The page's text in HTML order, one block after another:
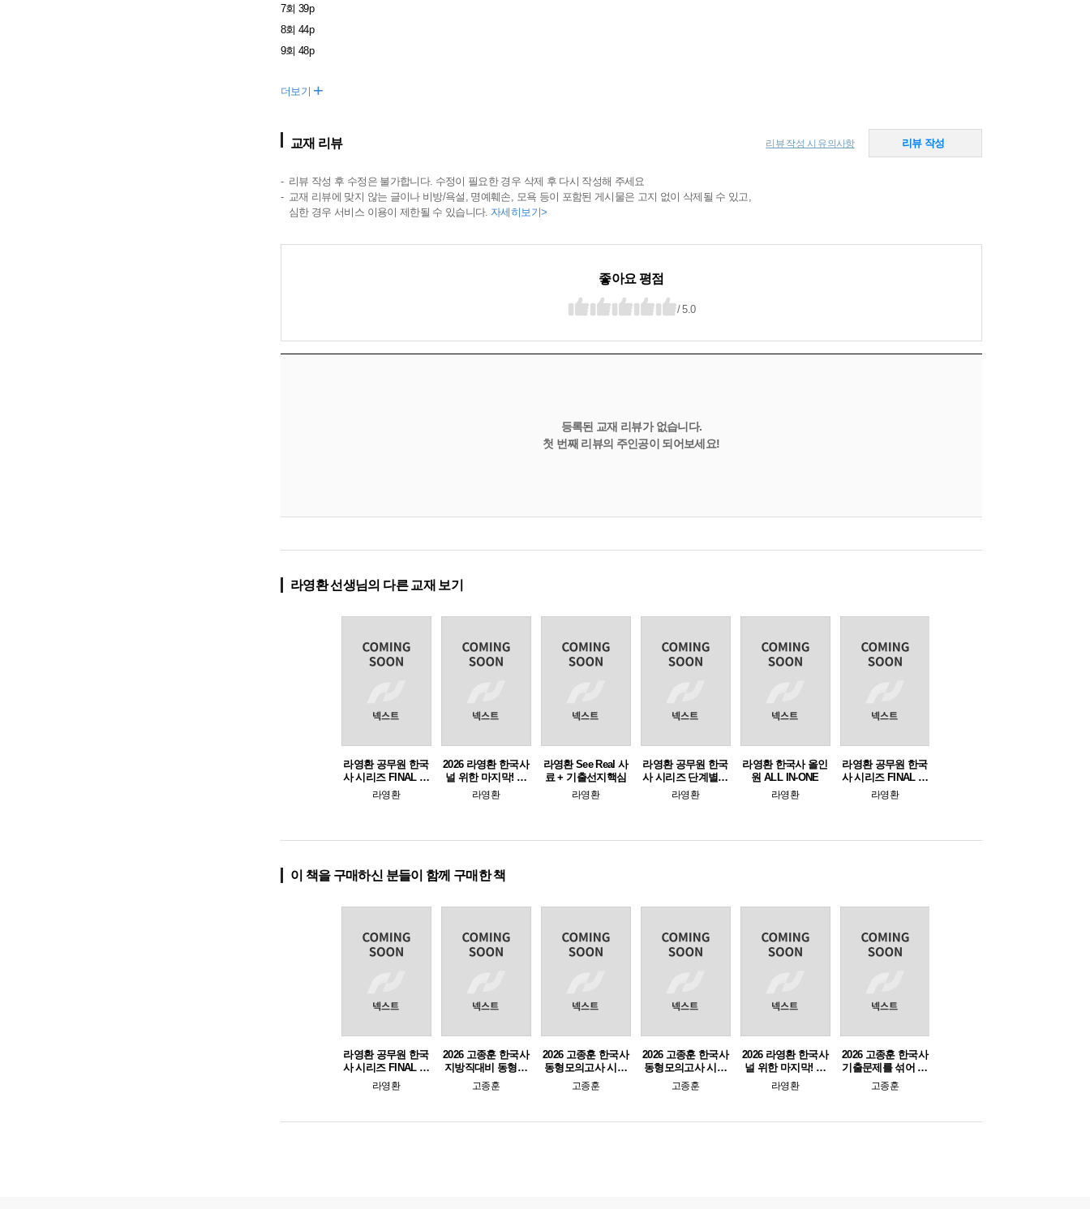
7회 39p
8회 44p
9회 48p
더보기 +
교재 리뷰 리뷰 작성 시 유의사항 리뷰 작성
리뷰 작성 후 수정은 불가합니다. 수정이 필요한 경우 삭제 후 다시 작성해 주세요
교재 리뷰에 맞지 않는 글이나 비방/욕설, 명예훼손, 모욕 등이 포함된 게시물은 고지 없이 삭제될 수 있고,
심한 경우 서비스 이용이 제한될 수 있습니다. 자세히보기>
좋아요 평점
/ 5.0
등록된 교재 리뷰가 없습니다.
첫 번째 리뷰의 주인공이 되어보세요!
라영환 선생님의 다른 교재 보기
라영환 공무원 한국
사 시리즈 FINAL 작
두 모의고사 for 단
원별 문제
라영환
2026 라영환 한국사
널 위한 마지막! 심
폐소생
라영환
라영환 See Real 사
료 + 기출선지핵심
라영환
라영환 공무원 한국
사 시리즈 단계별로
나눠 푸는 두번 기출
라영환
라영환 한국사 올인
원 ALL IN-ONE
라영환
라영환 공무원 한국
사 시리즈 FINAL 작
두 모의고사
라영환
이 책을 구매하신 분들이 함께 구매한 책
라영환 공무원 한국
사 시리즈 FINAL 작
두 모의고사 for 단
원별 문제
라영환
2026 고종훈 한국사
지방직대비 동형모
의고사
고종훈
2026 고종훈 한국사
동형모의고사 시즌
2 (e-교재만 구매가
능)
고종훈
2026 고종훈 한국사
동형모의고사 시즌
1 (e-교재만 구매가
능)
고종훈
2026 라영환 한국사
널 위한 마지막! 심
폐소생
라영환
2026 고종훈 한국사
기출문제를 섞어 만
든 모의고사
고종훈